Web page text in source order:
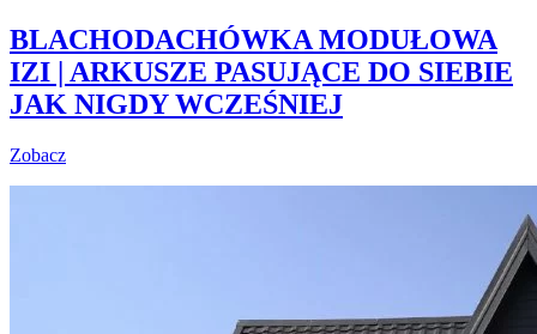
BLACHODACHÓWKA MODUŁOWA
IZI | ARKUSZE PASUJĄCE DO SIEBIE
JAK NIGDY WCZEŚNIEJ
Zobacz